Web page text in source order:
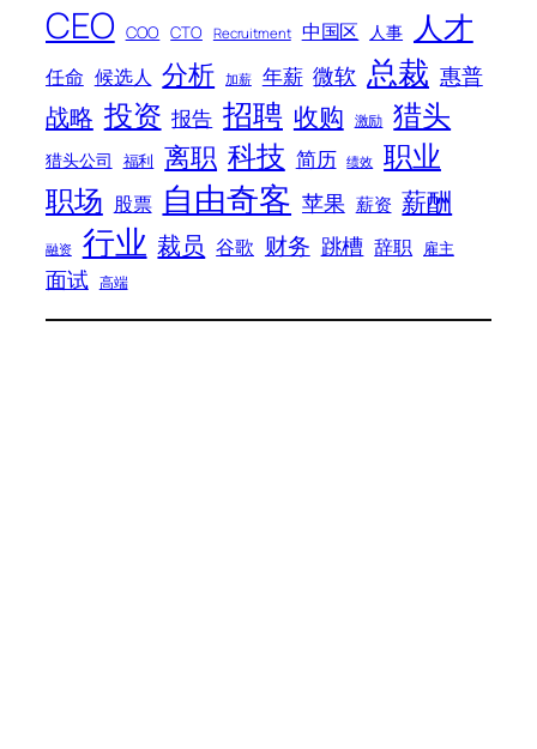
CEO COO CTO Recruitment 中国区 人事 人才
任命 候选人 分析 加薪 年薪 微软 总裁 惠普
战略 投资 报告 招聘 收购 激励 猎头
猎头公司 福利 离职 科技 简历 绩效 职业
职场 股票 自由奇客 苹果 薪资 薪酬
融资 行业 裁员 谷歌 财务 跳槽 辞职 雇主
面试 高端